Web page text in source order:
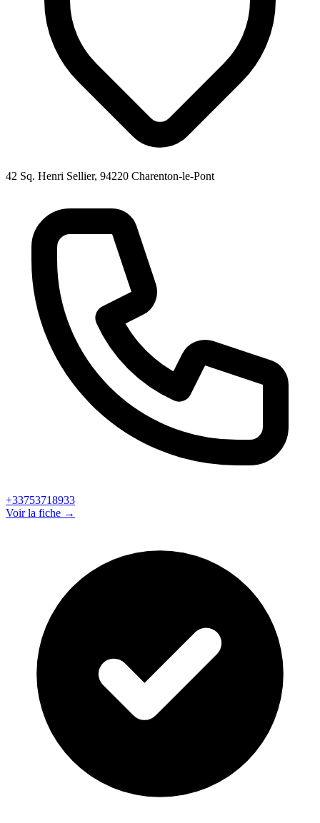
42 Sq. Henri Sellier, 94220 Charenton-le-Pont
+33753718933
Voir la fiche →